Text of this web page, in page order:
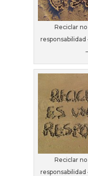
Reciclar
responsabilidad
Reciclar
responsabilidad